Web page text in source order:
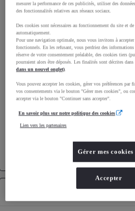
Consommation mixte
Consommation mixte
Émissions CO2
Performances
Vitesse maximale
mesurer la performance de ces publicités, utiliser des
des fonctionnalités relatives aux réseaux sociaux.
Des cookies sont nécessaires au fonctionnement du site et
automatiquement.
Pour une navigation optimale, nous vous invitons à
fonctionnels. En les refusant, vous perdriez des
réserve de votre consentement préalable, des cookies tiers
pourraient alors être déposés. Les finalités sont décrites
dans un nouvel onglet)
Vous pouvez accepter les cookies, gérer vos préférences
vos consentements via le bouton "Gérer mes cookies", ou
accepter via le bouton "Continuer sans accepter".
En savoir plus sur notre politique des cookies
Lien vers les partenaires
Gérer mes cookies
Accepter